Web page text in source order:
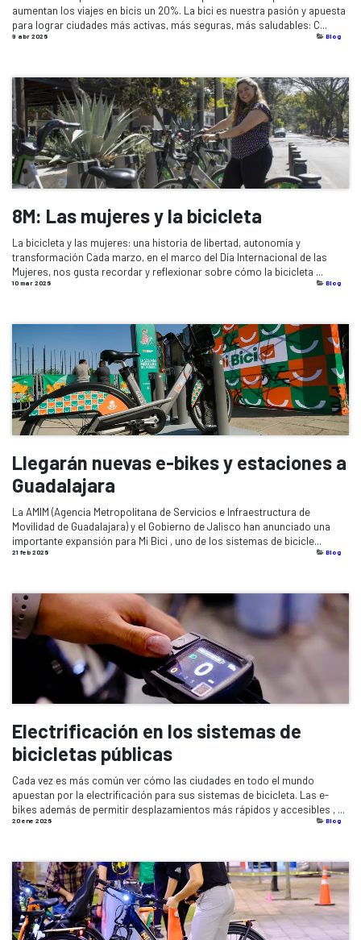
aumentan los viajes en bicis un 20%. La bici es nuestra pasión y apuesta
para lograr ciudades más activas, más seguras, más saludables: C...
9 abr 2026 Blog
8M: Las mujeres y la bicicleta
La bicicleta y las mujeres: una historia de libertad, autonomía y
transformación Cada marzo, en el marco del Día Internacional de las
Mujeres, nos gusta recordar y reflexionar sobre cómo la bicicleta ...
10 mar 2026 Blog
Llegarán nuevas e-bikes y estaciones a
Guadalajara
La AMIM (Agencia Metropolitana de Servicios e Infraestructura de
Movilidad de Guadalajara) y el Gobierno de Jalisco han anunciado una
importante expansión para Mi Bici , uno de los sistemas de bicicle...
21 feb 2026 Blog
Electrificación en los sistemas de
bicicletas públicas
​Cada vez es más común ver cómo las ciudades en todo el mundo
apuestan por la electrificación para sus sistemas de bicicleta. Las e-
bikes además de permitir desplazamientos más rápidos y accesibles , ...
20 ene 2026 Blog